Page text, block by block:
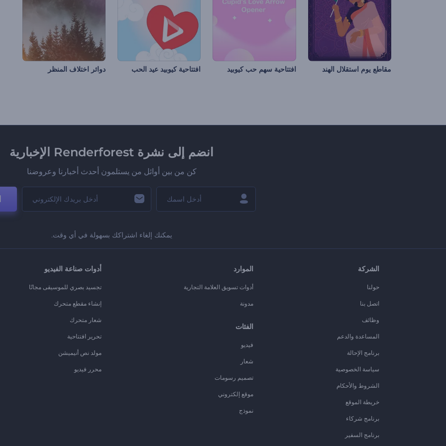
مقاطع يوم استقلال الهند افتتاحية سهم حب كيوبيد افتتاحية كيوبيد عيد الحب دوائر اختلاف المنظر
انضم إلى نشرة Renderforest الإخبارية
كن من بين أوائل من يستلمون أحدث أخبارنا وعروضنا
يمكنك إلغاء اشتراكك بسهولة في أي وقت.
الشركة
حولنا
اتصل بنا
وظائف
المساعدة والدعم
برنامج الإحالة
سياسة الخصوصية
الشروط والأحكام
خريطة الموقع
برنامج شركاء
برنامج السفير
الموارد
أدوات تسويق العلامة التجارية
مدونة
الفئات
فيديو
شعار
تصميم رسومات
موقع إلكتروني
نموذج
أدوات صناعة الفيديو
تجسيد بصري للموسيقى مجانًا
إنشاء مقطع متحرك
شعار متحرك
تحرير افتتاحية
مولد نص أنيميشن
محرر فيديو